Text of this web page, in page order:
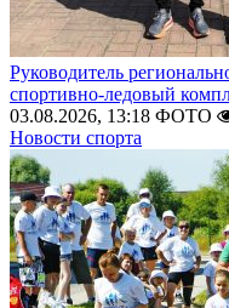
Руководитель
спортивно-ледовый
03.08.2026, 13:18 ФОТО
Новости спорта